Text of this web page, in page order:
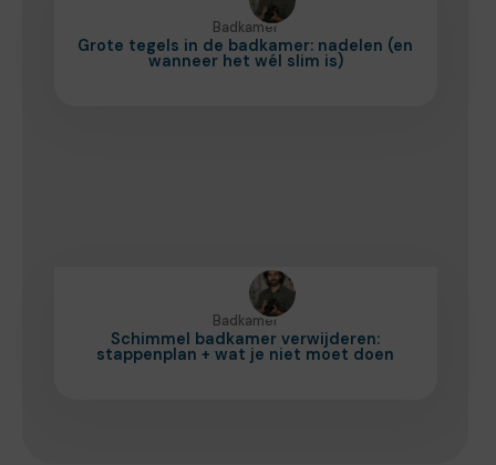
Badkamer
Grote tegels in de badkamer: nadelen (en
wanneer het wél slim is)
Badkamer
Schimmel badkamer verwijderen:
stappenplan + wat je niet moet doen